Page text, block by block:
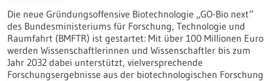
Die neue Gründungsoffensive Biotechnologie „GO-Bio next“
des Bundesministeriums für Forschung, Technologie und
Raumfahrt (BMFTR) ist gestartet: Mit über 100 Millionen Euro
werden Wissenschaftlerinnen und Wissenschaftler bis zum
Jahr 2032 dabei unterstützt, vielversprechende
Forschungsergebnisse aus der biotechnologischen Forschung